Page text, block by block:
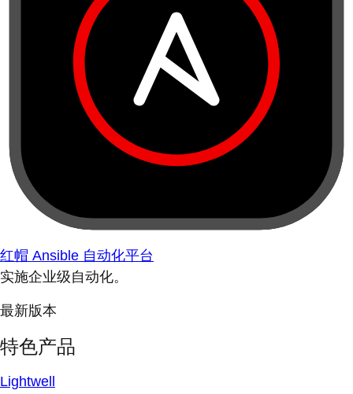
红帽 Ansible 自动化平台
实施企业级自动化。
最新版本
特色产品
Lightwell